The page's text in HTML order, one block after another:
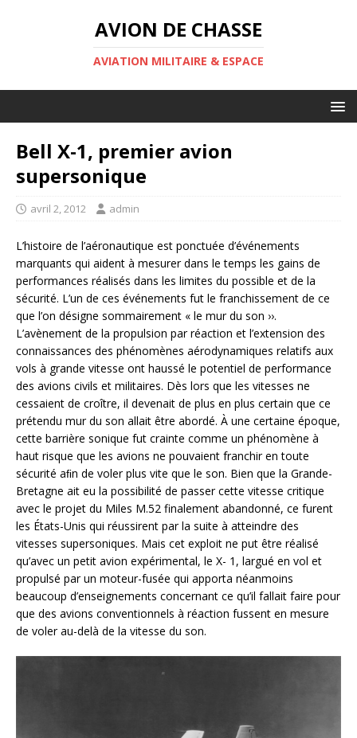
AVION DE CHASSE
AVIATION MILITAIRE & ESPACE
Bell X-1, premier avion
supersonique
avril 2, 2012 admin
L’histoire de l’aéronautique est ponctuée d’événements
marquants qui aident à mesurer dans le temps les gains de
performances réalisés dans les limites du possible et de la
sécurité. L’un de ces événements fut le franchissement de ce
que l’on désigne sommairement « le mur du son ››.
L’avènement de la propulsion par réaction et l’extension des
connaissances des phénomènes aérodynamiques relatifs aux
vols à grande vitesse ont haussé le potentiel de performance
des avions civils et militaires. Dès lors que les vitesses ne
cessaient de croître, il devenait de plus en plus certain que ce
prétendu mur du son allait être abordé. À une certaine époque,
cette barrière sonique fut crainte comme un phénomène à
haut risque que les avions ne pouvaient franchir en toute
sécurité aﬁn de voler plus vite que le son. Bien que la Grande-
Bretagne ait eu la possibilité de passer cette vitesse critique
avec le projet du Miles M.52 finalement abandonné, ce furent
les États-Unis qui réussirent par la suite à atteindre des
vitesses supersoniques. Mais cet exploit ne put être réalisé
qu’avec un petit avion expérimental, le X- 1, largué en vol et
propulsé par un moteur-fusée qui apporta néanmoins
beaucoup d’enseignements concernant ce qu’il fallait faire pour
que des avions conventionnels à réaction fussent en mesure
de voler au-delà de la vitesse du son.